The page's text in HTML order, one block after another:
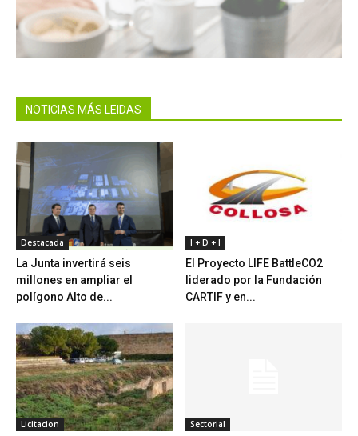
NOTICIAS MÁS LEIDAS
Destacada
La Junta invertirá seis
millones en ampliar el
polígono Alto de...
I + D + I
El Proyecto LIFE BattleCO2
liderado por la Fundación
CARTIF y en...
Licitacion Sectorial